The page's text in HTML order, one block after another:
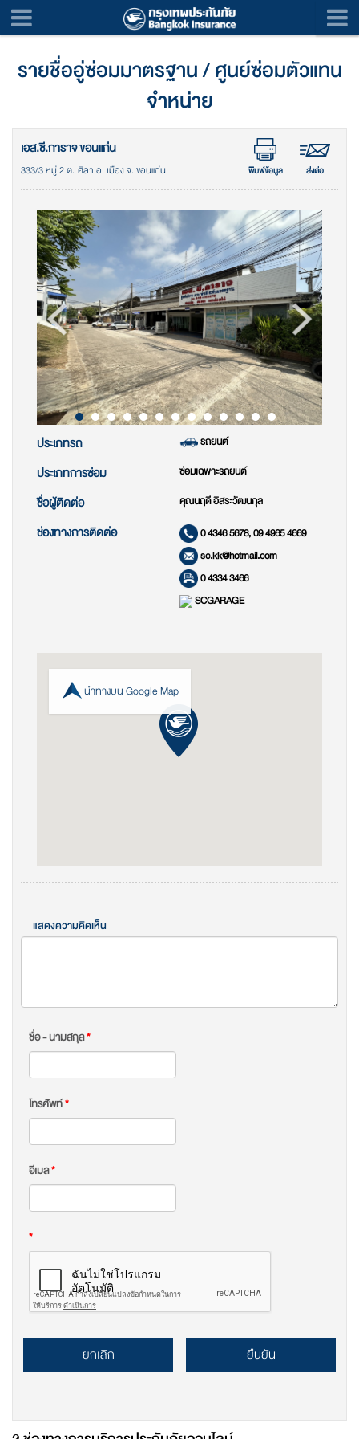
รายชื่ออู่ซ่อมมาตรฐาน / ศูนย์ซ่อมตัวแทน
จำหน่าย
เอส.ซี.การาจ ขอนแก่น
333/3 หมู่ 2 ต. ศิลา อ. เมือง จ. ขอนแก่น พิมพ์ข้อมูล ส่งต่อ
ประเภทรถ รถยนต์
ประเภทการซ่อม ซ่อมเฉพาะรถยนต์
ชื่อผู้ติดต่อ คุณนฤดี อิสระวัฒนกุล
ช่องทางการติดต่อ
0 4346 5678, 09 4965 4669
sc.kk@hotmail.com
0 4334 3466
SCGARAGE
นำทางบน Google Map
แสดงความคิดเห็น
ชื่อ - นามสกุล*
โทรศัพท์*
อีเมล*
*
ยกเลิก ยืนยัน